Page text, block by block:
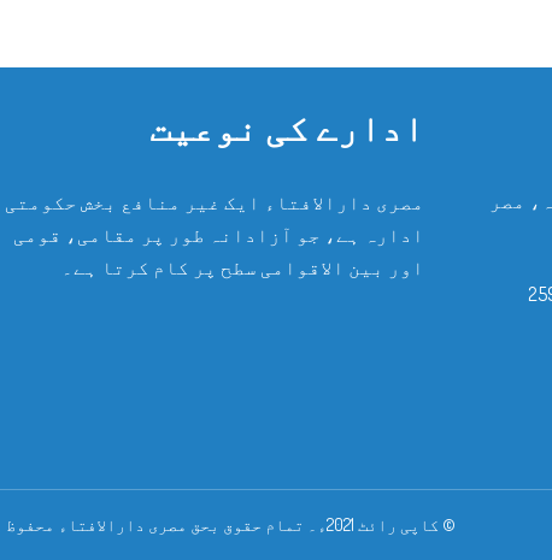
مصر
ادارے کی نوعیت
مصری دارالافتاء ایک غیر منافع بخش حکومتی
ادارہ ہے، جو آزادانہ طور پر مقامی، قومی
اور بین الاقوامی سطح پر کام کرتا ہے۔
© کاپی رائٹ 2021ء۔ تمام حقوق بحق مصری دارالافتاء محفوظ ہیں۔